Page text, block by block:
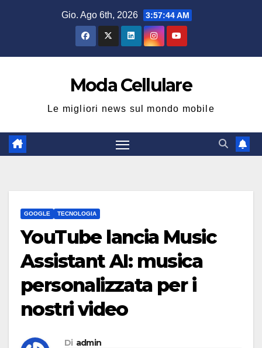
Gio. Ago 6th, 2026 3:57:45 AM
Moda Cellulare
Le migliori news sul mondo mobile
GOOGLE TECNOLOGIA
YouTube lancia Music
Assistant AI: musica
personalizzata per i
nostri video
Di admin